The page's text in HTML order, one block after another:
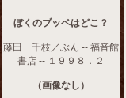
ぼくのブッベはどこ？
藤田 千枝／ぶん -- 福音館
書店 -- １９９８．２
（画像なし）